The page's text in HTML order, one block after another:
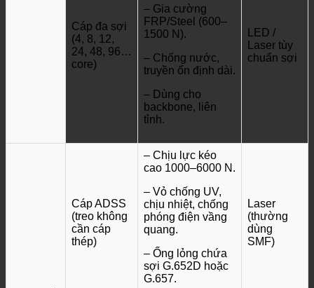
Cáp đa sợi
(4, 8, 12,
24, 48, 96…
core)
– Gia cường
FRP/Steel (600–
1500 N).
– Chống nước,
truyền ổn định dài.
– Dùng cho
backbone, liên
tỉnh.
LED /
Laser tùy
chuẩn sợi
Cáp ADSS
(treo không
cần cáp
thép)
– Chịu lực kéo
cao 1000–6000 N.
– Vỏ chống UV,
chịu nhiệt, chống
phóng điện vầng
quang.
– Ống lỏng chứa
sợi G.652D hoặc
G.657.
Laser
(thường
dùng
SMF)